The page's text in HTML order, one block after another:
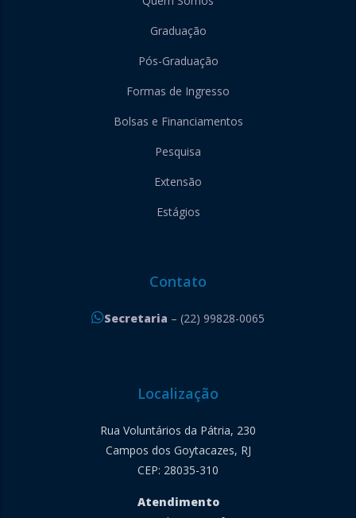
Graduação
Pós-Graduação
Formas de Ingresso
Bolsas e Financiamentos
Pesquisa
Extensão
Estágios
Contato
Secretaria – (22) 99828-0065
Localização
Rua Voluntários da Pátria, 230
Campos dos Goytacazes, RJ
CEP: 28035-310
Atendimento